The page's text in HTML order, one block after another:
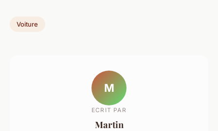
Voiture
M
ECRIT PAR
Martin